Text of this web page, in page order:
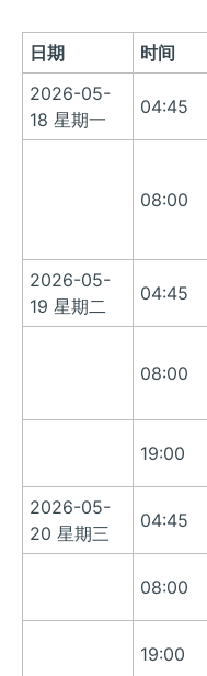
日期 时间
2026-05-
18 星期一
04:45
08:00
2026-05-
19 星期二
04:45
08:00
19:00
2026-05-
20 星期三
04:45
08:00
19:00